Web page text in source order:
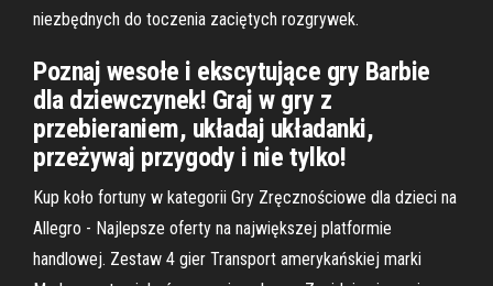
niezbędnych do toczenia zaciętych rozgrywek.
Poznaj wesołe i ekscytujące gry Barbie
dla dziewczynek! Graj w gry z
przebieraniem, układaj układanki,
przeżywaj przygody i nie tylko!
Kup koło fortuny w kategorii Gry Zręcznościowe dla dzieci na
Allegro - Najlepsze oferty na największej platformie
handlowej. Zestaw 4 gier Transport amerykańskiej marki